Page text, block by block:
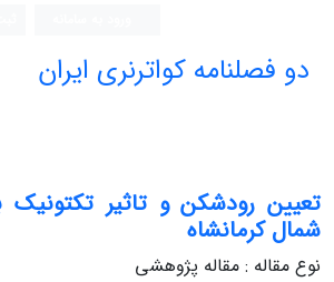
دو فصلنامه کواترنری ایران
تعیین رودشکن و تاثیر تکتونیک
شمال کرمانشاه
نوع مقاله : مقاله پژوهشی